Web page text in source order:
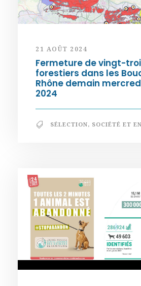
21 AOÛT 2024
Fermeture de vingt-
forestiers dans les
Rhône demain
2024
SÉLECTION, SOCIÉTÉ ET